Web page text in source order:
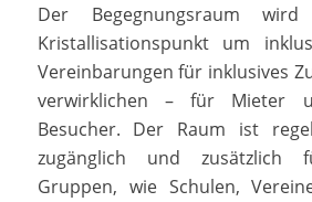
Der Begegnungsraum
Kristallisationspunkt um
Vereinbarungen für inklusives
verwirklichen – für Mieter
Besucher. Der Raum ist
zugänglich und zusätzlich
Gruppen, wie Schulen,